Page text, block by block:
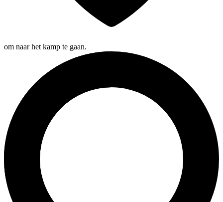
om naar het kamp te gaan.